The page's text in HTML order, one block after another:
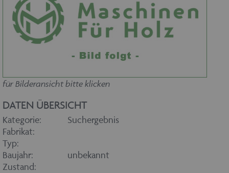
für Bilderansicht bitte klicken
DATEN ÜBERSICHT
Kategorie:
Suchergebnis
Fabrikat:
Typ:
Baujahr:
unbekannt
Zustand: